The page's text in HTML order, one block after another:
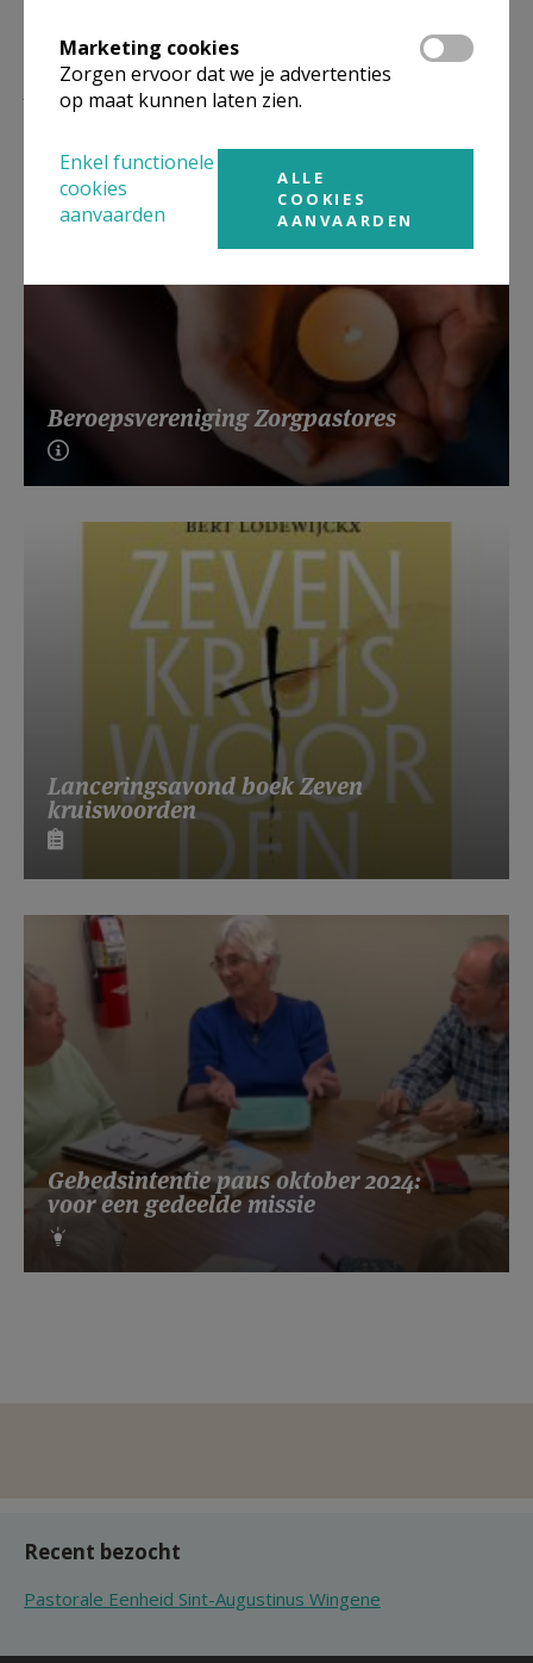
Lees meer
Beroepsvereniging Zorgpastores
Lanceringsavond boek Zeven
kruiswoorden
Gebedsintentie paus oktober 2024:
voor een gedeelde missie
Recent bezocht
Pastorale Eenheid Sint-Augustinus Wingene
Marketing cookies
Zorgen ervoor dat we je advertenties
op maat kunnen laten zien.
Enkel functionele
cookies
aanvaarden
ALLE
COOKIES
AANVAARDEN